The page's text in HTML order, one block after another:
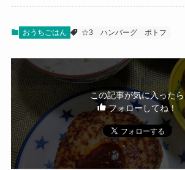
おうちごはん ☆3 ハンバーグ ポトフ
この記事が気に入ったら
フォローしてね！